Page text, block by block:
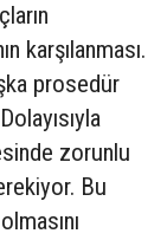
karşılanması.
prosedür
zorunlu
Bu